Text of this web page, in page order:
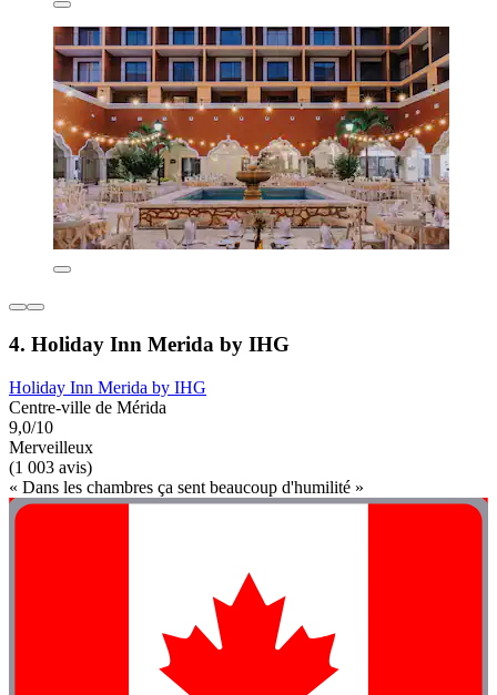
4. Holiday Inn Merida by IHG
Holiday Inn Merida by IHG
Centre-ville de Mérida
9,0/10
Merveilleux
(1 003 avis)
« Dans les chambres ça sent beaucoup d'humilité »